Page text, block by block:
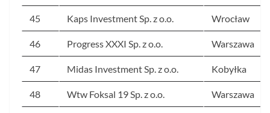
45 Kaps Investment Sp. z o.o. Wrocław
46 Progress XXXI Sp. z o.o. Warszawa
47 Midas Investment Sp. z o.o. Kobyłka
48 Wtw Foksal 19 Sp. z o.o. Warszawa